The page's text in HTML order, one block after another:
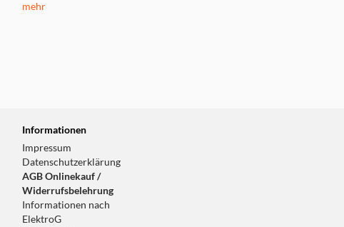
mehr
Informationen
Impressum
Datenschutzerklärung
AGB Onlinekauf /
Widerrufsbelehrung
Informationen nach
ElektroG